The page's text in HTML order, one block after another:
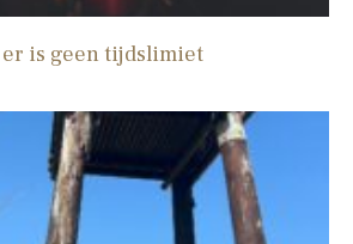
er is geen tijdslimiet